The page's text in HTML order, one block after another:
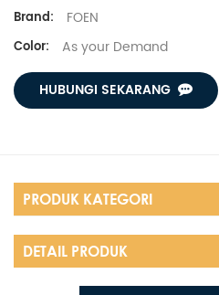
Brand: FOEN
Color: As your Demand
HUBUNGI SEKARANG
PRODUK KATEGORI
DETAIL PRODUK